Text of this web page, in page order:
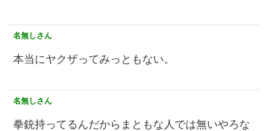
名無しさん
本当にヤクザってみっともない。
名無しさん
拳銃持ってるんだからまともな人では無いやろな